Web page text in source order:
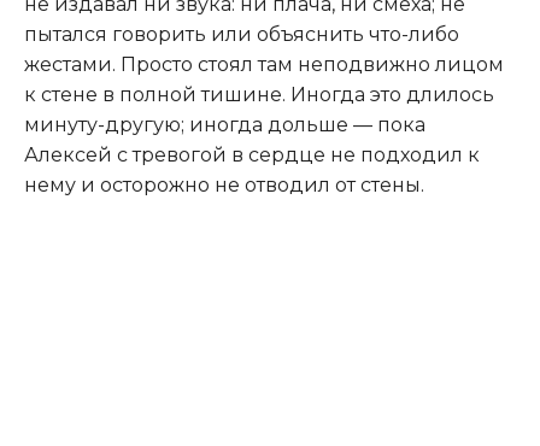
не издавал ни звука: ни плача, ни смеха; не
пытался говорить или объяснить что-либо
жестами. Просто стоял там неподвижно лицом
к стене в полной тишине. Иногда это длилось
минуту-другую; иногда дольше — пока
Алексей с тревогой в сердце не подходил к
нему и осторожно не отводил от стены.